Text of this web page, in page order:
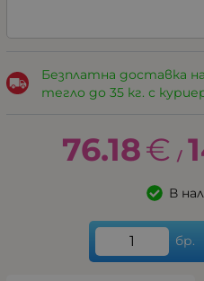
Безплатна доставка
тегло до 35 кг. с
76.18€ /
В
бр.